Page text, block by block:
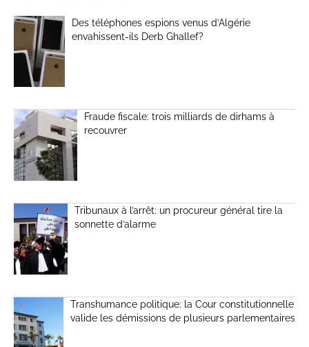
Des téléphones espions venus d’Algérie
envahissent-ils Derb Ghallef?
Fraude fiscale: trois milliards de dirhams à
recouvrer
Tribunaux à l’arrêt: un procureur général tire la
sonnette d’alarme
Transhumance politique: la Cour constitutionnelle
valide les démissions de plusieurs parlementaires